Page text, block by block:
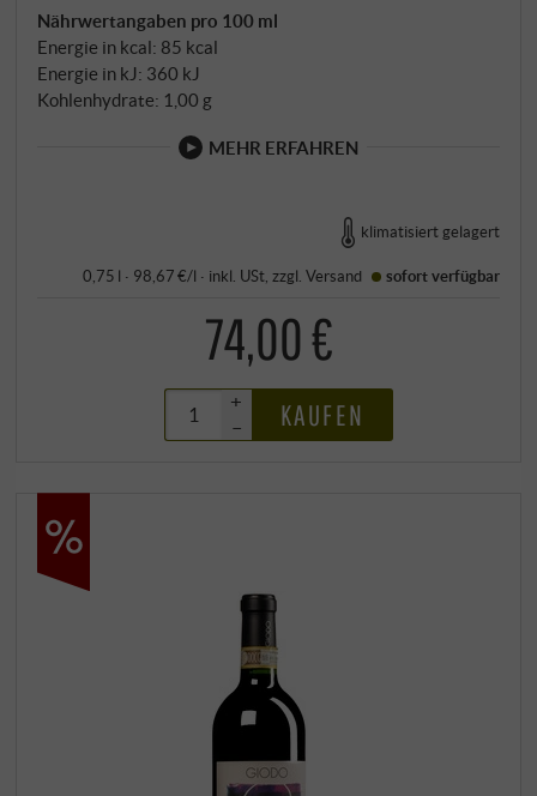
Nährwertangaben pro 100 ml
Energie in kcal: 85 kcal
Energie in kJ: 360 kJ
Kohlenhydrate: 1,00 g
MEHR ERFAHREN
klimatisiert gelagert
0,75 l · 98,67 €/l · inkl. USt , zzgl.Versand sofort verfügbar
74,00 €
+
–
KAUFEN